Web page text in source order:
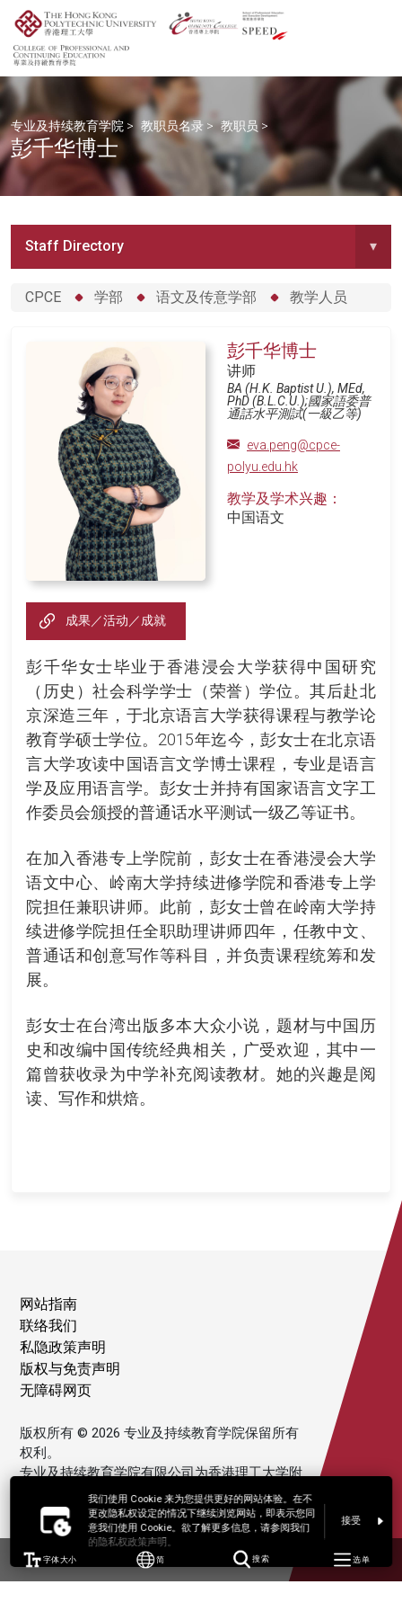
我们使用 Cookie 来为您提供更好的网站体验。在不
更改隐私权设定的情况下继续浏览网站，即表示您同
意我们使用 Cookie。欲了解更多信息，请参阅我们
的隐私权政策声明。
接受
字体大小 简 搜索 选单
专业及持续教育学院 > 教职员名录 > 教职员 >
彭千华博士
Staff Directory ▾
CPCE 学部 语文及传意学部 教学人员
彭千华博士
讲师
BA (H.K. Baptist U.), MEd,
PhD (B.L.C.U.);國家語委普
通話水平測試(一級乙等)
eva.peng@cpce-
polyu.edu.hk
教学及学术兴趣：
中国语文
成果／活动／成就
彭千华女士毕业于香港浸会大学获得中国研究
（历史）社会科学学士（荣誉）学位。其后赴北
京深造三年，于北京语言大学获得课程与教学论
教育学硕士学位。2015年迄今，彭女士在北京语
言大学攻读中国语言文学博士课程，专业是语言
学及应用语言学。彭女士并持有国家语言文字工
作委员会颁授的普通话水平测试一级乙等证书。
在加入香港专上学院前，彭女士在香港浸会大学
语文中心、岭南大学持续进修学院和香港专上学
院担任兼职讲师。此前，彭女士曾在岭南大学持
续进修学院担任全职助理讲师四年，任教中文、
普通话和创意写作等科目，并负责课程统筹和发
展。
彭女士在台湾出版多本大众小说，题材与中国历
史和改编中国传统经典相关，广受欢迎，其中一
篇曾获收录为中学补充阅读教材。她的兴趣是阅
读、写作和烘焙。
网站指南
联络我们
私隐政策声明
版权与免责声明
无障碍网页
版权所有 © 2026 专业及持续教育学院保留所有
权利。
专业及持续教育学院有限公司为香港理工大学附